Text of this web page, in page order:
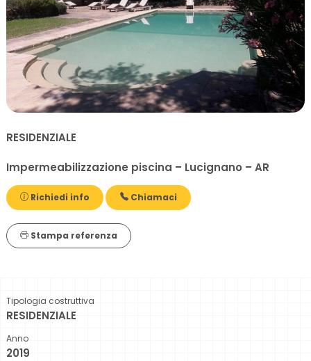
RESIDENZIALE
Impermeabilizzazione piscina – Lucignano – AR
Richiedi info Chiamaci
Stampa referenza
Tipologia costruttiva
RESIDENZIALE
Anno
2019